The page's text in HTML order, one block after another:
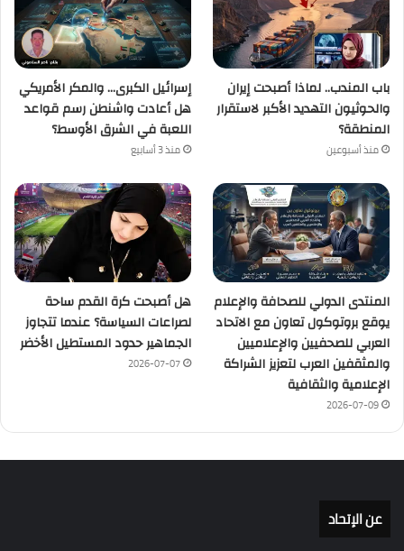
باب المندب.. لماذا أصبحت إيران
والحوثيون التهديد الأكبر لاستقرار
المنطقة؟
منذ أسبوعين
إسرائيل الكبرى… والمكر الأمريكي
هل أعادت واشنطن رسم قواعد
اللعبة في الشرق الأوسط؟
منذ 3 أسابيع
المنتدى الدولي للصحافة والإعلام
يوقع بروتوكول تعاون مع الاتحاد
العربي للصحفيين والإعلاميين
والمثقفين العرب لتعزيز الشراكة
الإعلامية والثقافية
2026-07-09
هل أصبحت كرة القدم ساحة
لصراعات السياسة؟ عندما تتجاوز
الجماهير حدود المستطيل الأخضر
2026-07-07
عن الإتحاد